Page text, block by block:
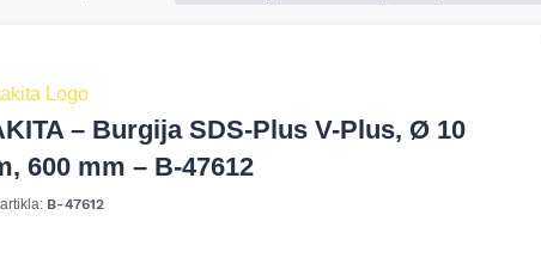
– Burgija SDS-Plus V-Plus, Ø 10
600 mm – B-47612
B-47612